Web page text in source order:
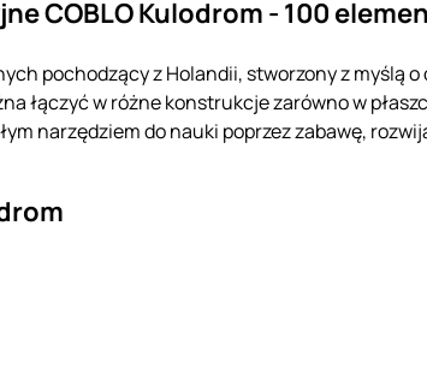
COBLO Kulodrom - 100
pochodzący z Holandii, stworzony z myślą
łączyć w różne konstrukcje zarówno w
narzędziem do nauki poprzez zabawę,